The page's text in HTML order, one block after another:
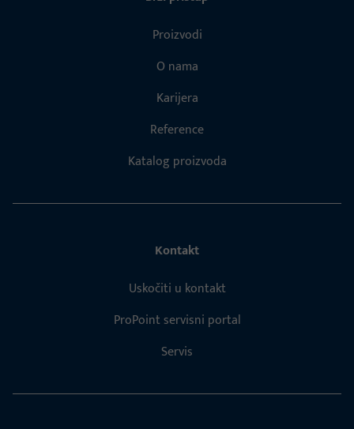
Proizvodi
O nama
Karijera
Reference
Katalog proizvoda
Kontakt
Uskočiti u kontakt
ProPoint servisni portal
Servis